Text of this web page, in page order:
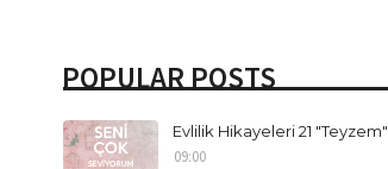
POPULAR POSTS
Evlilik Hikayeleri 21 "Teyzem"
09:00